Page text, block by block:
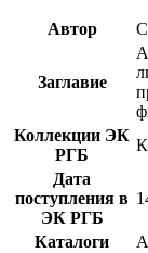
Автор
Заглавие
Коллекции ЭК
РГБ
Дата
поступления в
ЭК РГБ
Каталоги